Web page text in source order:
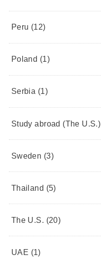
Peru (12)
Poland (1)
Serbia (1)
Study abroad (The U.S.)
Sweden (3)
Thailand (5)
The U.S. (20)
UAE (1)